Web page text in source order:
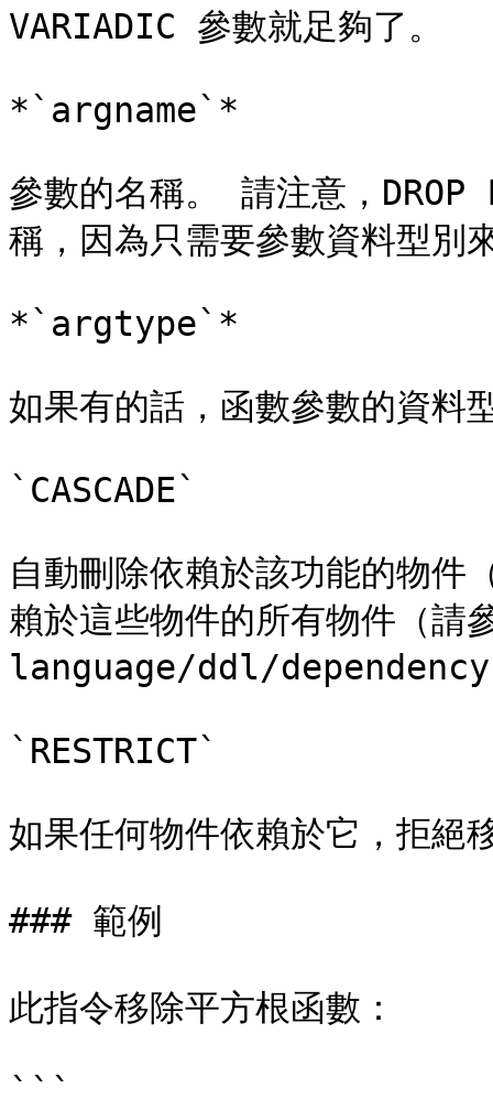
VARIADIC 參數就足夠了。
*`argname`*
參數的名稱。 請注意，DROP
稱，因為只需要參數資料型別
*`argtype`*
如果有的話，函數參數的資料
`CASCADE`
自動刪除依賴於該功能的物件
賴於這些物件的所有物件
language/ddl/
`RESTRICT`
如果任何物件依賴於它，拒絕
### 範例
此指令移除平方根函數：
```